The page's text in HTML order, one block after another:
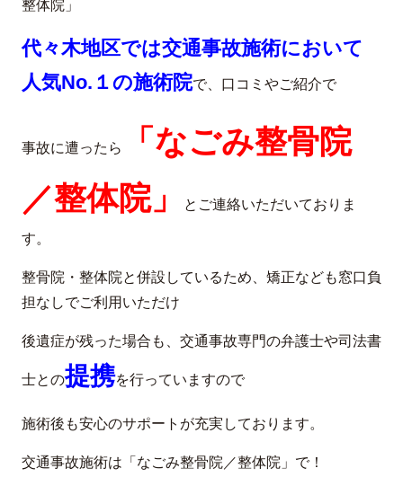
整体院」
代々木地区では交通事故施術において
人気No.１の施術院で、口コミやご紹介で
事故に遭ったら
「なごみ整骨院
／整体院」
とご連絡いただいておりま
す。
整骨院・整体院と併設しているため、矯正なども窓口負
担なしでご利用いただけ
後遺症が残った場合も、交通事故専門の弁護士や司法書
士との提携を行っていますので
施術後も安心のサポートが充実しております。
交通事故施術は「なごみ整骨院／整体院」で！